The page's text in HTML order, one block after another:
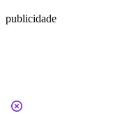
publicidade